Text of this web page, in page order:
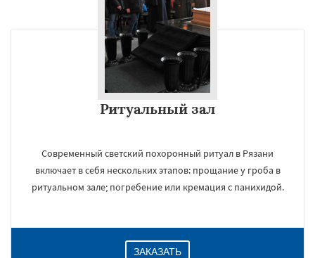
Ритуальный зал
Современный светский похоронный ритуал в Рязани
включает в себя нескольких этапов: прощание у гроба в
ритуальном зале; погребение или кремация с панихидой.
ЗАКАЗАТЬ